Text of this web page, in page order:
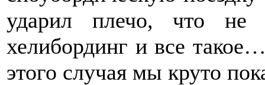
ударил плечо, что не
хелибординг и все
этого случая мы круто